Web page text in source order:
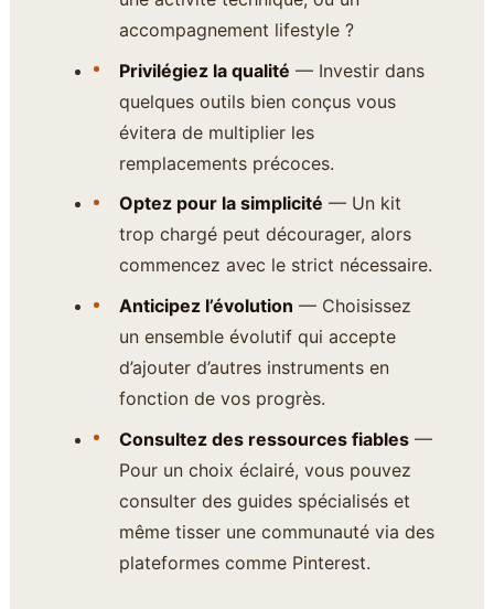
accompagnement lifestyle ?
Privilégiez la qualité — Investir dans
quelques outils bien conçus vous
évitera de multiplier les
remplacements précoces.
Optez pour la simplicité — Un kit
trop chargé peut décourager, alors
commencez avec le strict nécessaire.
Anticipez l’évolution — Choisissez
un ensemble évolutif qui accepte
d’ajouter d’autres instruments en
fonction de vos progrès.
Consultez des ressources fiables—
Pour un choix éclairé, vous pouvez
consulter des guides spécialisés et
même tisser une communauté via des
plateformes comme Pinterest.